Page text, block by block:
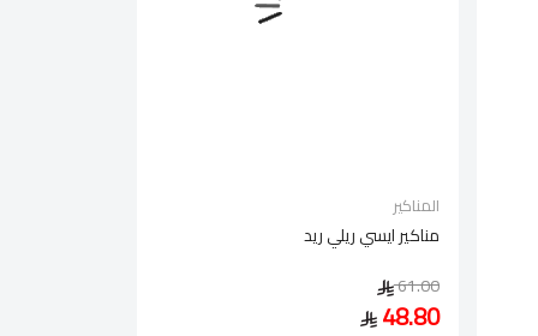
المناكير
مناكير ايسي ريلي ريد
61.00
48.80